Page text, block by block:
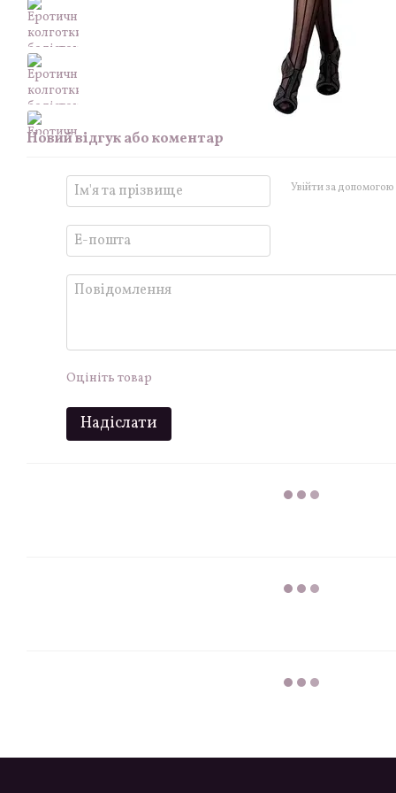
Новий відгук або коментар
Увійти за допомогою
Оцініть товар
Надіслати